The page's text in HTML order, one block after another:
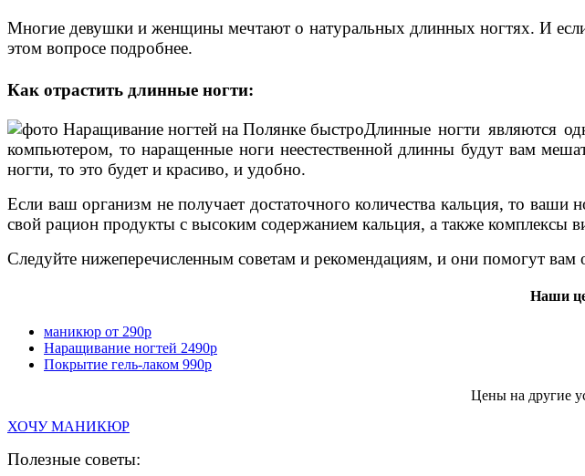
Многие девушки и женщины мечтают о натуральных длинных ногтях. И если
этом вопросе подробнее.
Как отрастить длинные ногти:
Длинные ногти являются
компьютером, то наращенные ноги неестественной длинны будут вам
ногти, то это будет и красиво, и удобно.
Если ваш организм не получает достаточного количества кальция, то
свой рацион продукты с высоким содержанием кальция, а также комплексы
Следуйте нижеперечисленным советам и рекомендациям, и они помогут
Наши
маникюр от 290р
Наращивание ногтей 2490р
Покрытие гель-лаком 990р
Цены на другие
ХОЧУ МАНИКЮР
Полезные советы: